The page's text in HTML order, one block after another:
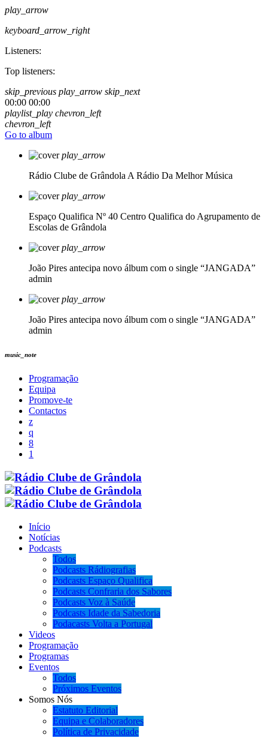
play_arrow
keyboard_arrow_right
Listeners:
Top listeners:
skip_previous play_arrow skip_next
00:00 00:00
playlist_play chevron_left
chevron_left
Go to album
play_arrow
Rádio Clube de Grândola A Rádio Da Melhor Música
play_arrow
Espaço Qualifica Nº 40 Centro Qualifica do Agrupamento de
Escolas de Grândola
play_arrow
João Pires antecipa novo álbum com o single “JANGADA”
admin
play_arrow
João Pires antecipa novo álbum com o single “JANGADA”
admin
music_note
Programação
Equipa
Promove-te
Contactos
Início
Notícias
Podcasts
Todos
Podcasts Rádiografias
Podcasts Espaço Qualifica
Podcasts Confraria dos Sabores
Podcasts Voz à Saúde
Podcasts Idade da Sabedoria
Podacasts Volta a Portugal
Videos
Programação
Programas
Eventos
Todos
Próximos Eventos
Somos Nós
Estatuto Editorial
Equipa e Colaboradores
Política de Privacidade